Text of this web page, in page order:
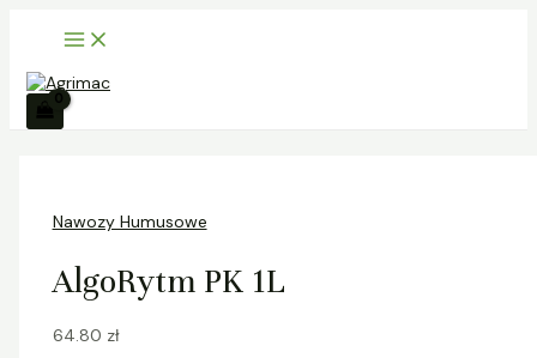
content
Nawozy Humusowe
AlgoRytm PK 1L
64.80 zł
AlgoRytm
PK
1L